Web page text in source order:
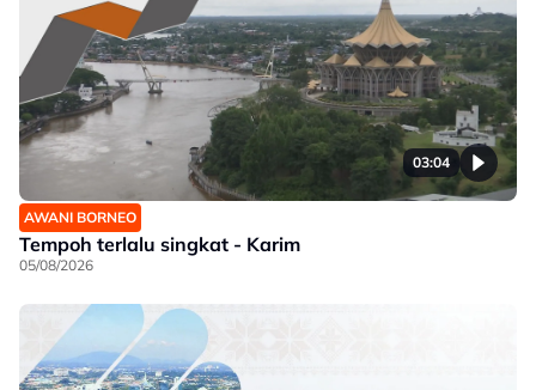
03:04
AWANI BORNEO
Tempoh terlalu singkat - Karim
05/08/2026